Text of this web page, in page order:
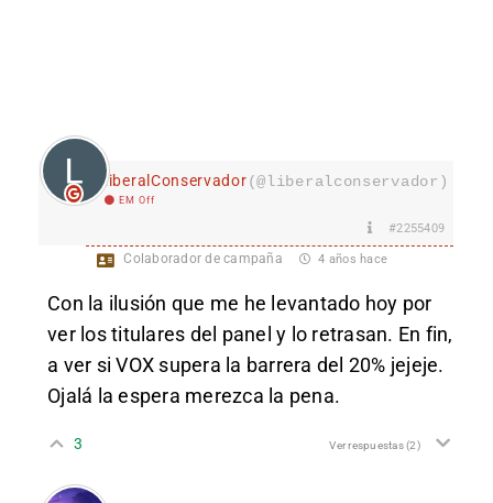
LiberalConservador(@liberalconservador)
EM Off
#2255409
Colaborador de campaña 4 años hace
Con la ilusión que me he levantado hoy por
ver los titulares del panel y lo retrasan. En fin,
a ver si VOX supera la barrera del 20% jejeje.
Ojalá la espera merezca la pena.
3 Ver respuestas(2)